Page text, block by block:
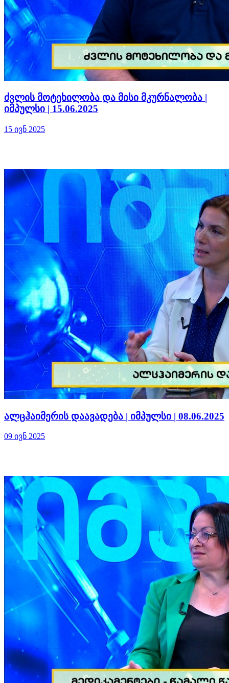
ძვლის მოტეხილობა და მისი მკურნალობა |
იმპულსი | 15.06.2025
15 ივნ 2025
ალცჰაიმერის დაავადება | იმპულსი | 08.06.2025
09 ივნ 2025